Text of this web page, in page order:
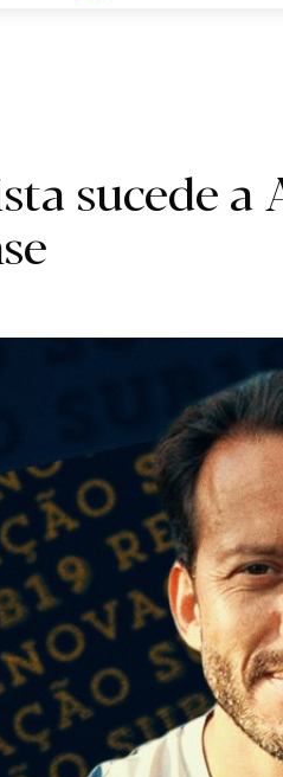
sucede